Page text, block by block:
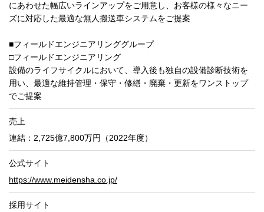
にあわせた幅広いラインアップをご用意し、お客様の様々なニー
ズに対応した最適な無人搬送車システムをご提案
■フィールドエンジニアリンググループ
□フィールドエンジニアリング
設備のライフサイクルにおいて、導入後も独自の設備診断技術を
用い、最適な維持管理・保守・修繕・廃棄・更新をワンストップ
でご提案
売上
連結：2,725億7,800万円（2022年度）
公式サイト
https://www.meidensha.co.jp/
採用サイト